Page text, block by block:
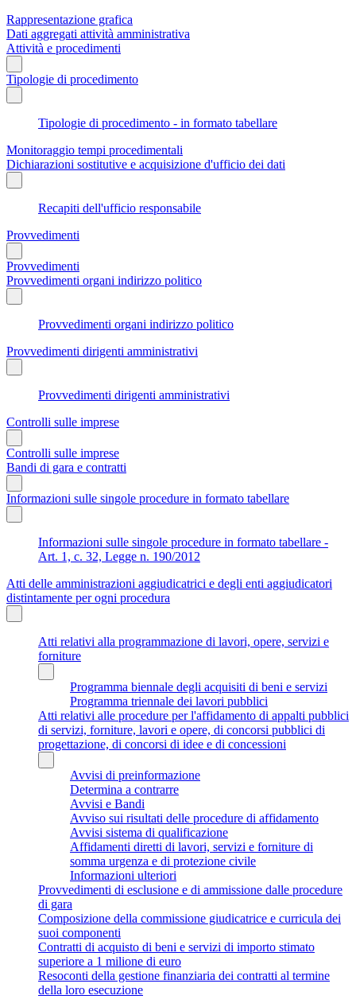
Rappresentazione grafica
Dati aggregati attività amministrativa
Attività e procedimenti
Tipologie di procedimento
Tipologie di procedimento - in formato tabellare
Monitoraggio tempi procedimentali
Dichiarazioni sostitutive e acquisizione d'ufficio dei dati
Recapiti dell'ufficio responsabile
Provvedimenti
Provvedimenti
Provvedimenti organi indirizzo politico
Provvedimenti organi indirizzo politico
Provvedimenti dirigenti amministrativi
Provvedimenti dirigenti amministrativi
Controlli sulle imprese
Controlli sulle imprese
Bandi di gara e contratti
Informazioni sulle singole procedure in formato tabellare
Informazioni sulle singole procedure in formato tabellare -
Art. 1, c. 32, Legge n. 190/2012
Atti delle amministrazioni aggiudicatrici e degli enti aggiudicatori
distintamente per ogni procedura
Atti relativi alla programmazione di lavori, opere, servizi e
forniture
Programma biennale degli acquisiti di beni e servizi
Programma triennale dei lavori pubblici
Atti relativi alle procedure per l'affidamento di appalti pubblici
di servizi, forniture, lavori e opere, di concorsi pubblici di
progettazione, di concorsi di idee e di concessioni
Avvisi di preinformazione
Determina a contrarre
Avvisi e Bandi
Avviso sui risultati delle procedure di affidamento
Avvisi sistema di qualificazione
Affidamenti diretti di lavori, servizi e forniture di
somma urgenza e di protezione civile
Informazioni ulteriori
Provvedimenti di esclusione e di ammissione dalle procedure
di gara
Composizione della commissione giudicatrice e curricula dei
suoi componenti
Contratti di acquisto di beni e servizi di importo stimato
superiore a 1 milione di euro
Resoconti della gestione finanziaria dei contratti al termine
della loro esecuzione